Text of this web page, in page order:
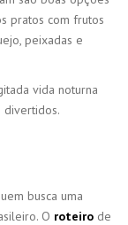
pratos com frutos
peixadas e
vida noturna
divertidos.
busca uma
O roteiro de